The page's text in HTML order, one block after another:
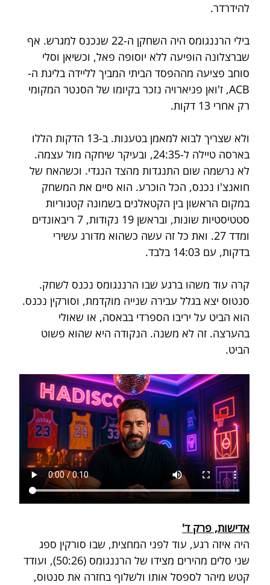
להידרדר.
בילי הרננגומס היה השחקן ה-22 שנכנס למגרש. אף
שברצלונה הופיעה ללא יוסופה פאל, וכשיאן וסלי
סוחב פציעה מההפסד הביתי המביך לליידה בליגת ה-
ACB, ז'ואן פניארויה נזכר בקיומו של הסנטר המקומי
רק אחרי 13 דקות.
ולא שצריך לבוא למאמן בטענות. ב-13 הדקות הללו
בארסה טיילה ל-24:35, ובעיקר שיחקה מול עצמה.
לא נרשמה שום התנגדות מהצד הנגדי. וכשהאח של
חואנצ'ו נכנס, הכל הוכרע. הוא סיים את המשחק
במקום הראשון בין הקטאלנים בשמונה קטגוריות
סטטיסטיות שונות, ובראשן 19 נקודות, 7 ריבאונדים
ומדד 27. ואת כל זה עשה כשהוא מדורג עשירי
בדקות, עם 14:03 בלבד.
קרה עוד משהו ברגע שבו הרננגומס נכנס לשחק.
סנטוס יצא בגלל עבירה שנייה מוקדמת, וסורקין נכנס.
הוא הביט על יריבו הספרדי בבאסה, או שאולי
בהערצה. זה לא משנה. הנקודה היא שהוא פשוט
הביט.
אדישות, פרק ד'
היה איזה רגע, עוד לפני המחצית, שבו סורקין ספג
שני סלים מהירים מצידו של הרננגומס (50:26), ועודד
קטש מיהר לספסל אותו ולשלוף בחזרה את סנטוס,